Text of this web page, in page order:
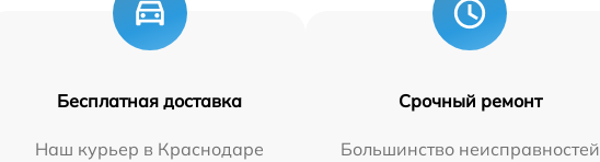
Бесплатная доставка
Наш курьер в Краснодаре
Срочный ремонт
Большинство неисправностей